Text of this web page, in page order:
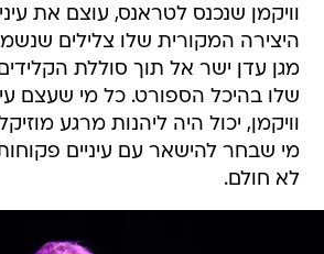
וויקמן שנכנס לטראנס, עוצם את
היצירה המקורית שלו צלילים
מגן עדן ישר אל תוך סוללת
שלו בהיכל הספורט. כל מי שעצם
וויקמן, יכול היה ליהנות מרגע
מי שבחר להישאר עם עיניים
לא חולם.